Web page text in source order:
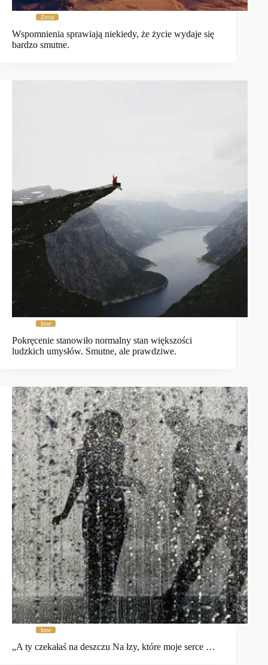
Życie
Wspomnienia sprawiają niekiedy, że życie wydaje się
bardzo smutne.
Inne
Pokręcenie stanowiło normalny stan większości
ludzkich umysłów. Smutne, ale prawdziwe.
Inne
„A ty czekałaś na deszczu Na łzy, które moje serce …